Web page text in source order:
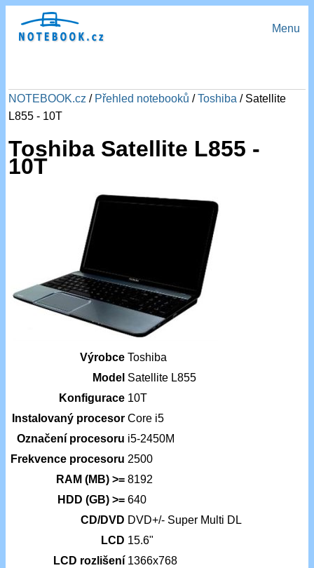
Menu
NOTEBOOK.cz / Přehled notebooků /Toshiba / Satellite
L855 - 10T
Toshiba Satellite L855 -
10T
Výrobce Toshiba
Model Satellite L855
Konfigurace 10T
Instalovaný procesor Core i5
Označení procesoru i5-2450M
Frekvence procesoru 2500
RAM (MB) >= 8192
HDD (GB) >= 640
CD/DVD DVD+/- Super Multi DL
LCD 15.6"
LCD rozlišení 1366x768